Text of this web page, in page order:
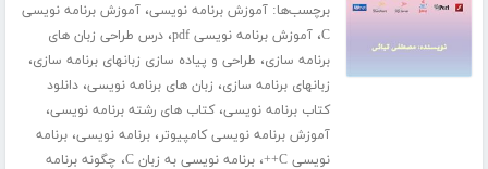
برچسب‌ها:آموزش برنامه نویسی،آموزش برنامه نویسی
C،آموزش برنامه نویسی pdf ،درس طراحی زبان های
برنامه سازی، طراحی و پیاده سازی زبانهای برنامه سازی،
زبانهای برنامه سازی، زبان های برنامه نویسی،دانلود
کتاب برنامه نویسی،کتاب های رشته برنامه نویسی،
آموزش برنامه نویسی کامپیوتر،برنامه نویسی،برنامه
نویسی C++
،برنامه نویسی به زبان C ، چگونه برنامه